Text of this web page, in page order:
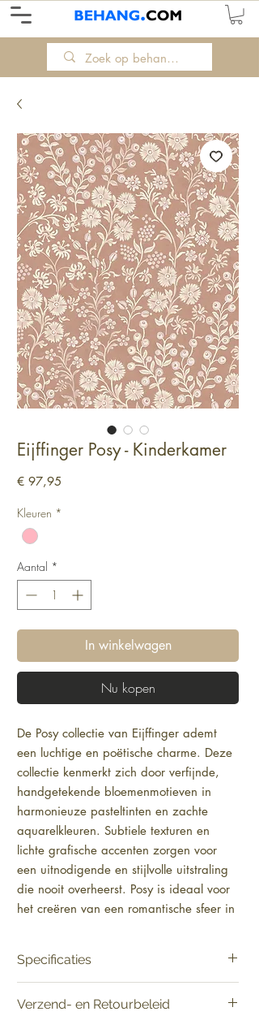
Eijffinger Posy - Kinderkamer
€ 97,95
Kleuren *
Aantal *
In winkelwagen
Nu kopen
De Posy collectie van Eijffinger ademt
een luchtige en poëtische charme. Deze
collectie kenmerkt zich door verfijnde,
handgetekende bloemenmotieven in
harmonieuze pasteltinten en zachte
aquarelkleuren. Subtiele texturen en
lichte grafische accenten zorgen voor
een uitnodigende en stijlvolle uitstraling
die nooit overheerst. Posy is ideaal voor
het creëren van een romantische sfeer in
geef je jouw interieur moeiteloos een
frisse, verfijnde uitstraling en een vleugje
natuurlijke elegantie.
Specificaties
Materiaal ondergrond:VLIES [SMARTPapier]
Verzend- en Retourbeleid